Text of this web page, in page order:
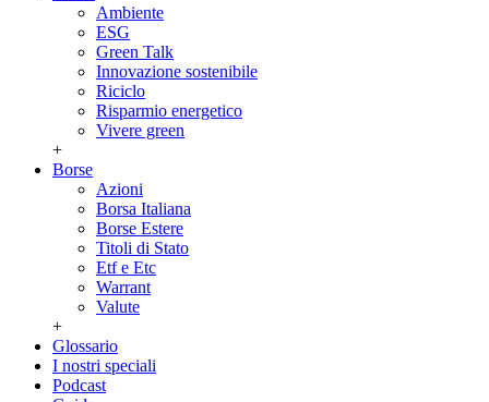
Ambiente
ESG
Green Talk
Innovazione sostenibile
Riciclo
Risparmio energetico
Vivere green
+
Borse
Azioni
Borsa Italiana
Borse Estere
Titoli di Stato
Etf e Etc
Warrant
Valute
+
Glossario
I nostri speciali
Podcast